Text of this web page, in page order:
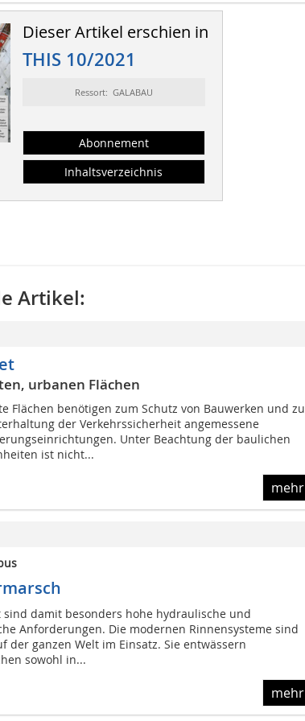
Dieser Artikel erschien in
THIS 10/2021
Ressort: GALABAU
Abonnement
Inhaltsverzeichnis
Artikel:
urbanen Flächen
Flächen benötigen zum Schutz von Bauwerken und
der Verkehrssicherheit angemessene
Unter Beachtung der baulichen
ist nicht...
mehr
sind damit besonders hohe hydraulische und
Anforderungen. Die modernen Rinnensysteme sind
der ganzen Welt im Einsatz. Sie entwässern
sowohl in...
mehr